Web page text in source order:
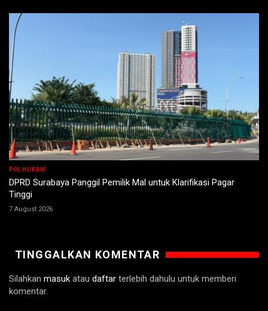
POLHUKAM
DPRD Surabaya Panggil Pemilik Mal untuk Klarifikasi Pagar
Tinggi
7 August 2026
TINGGALKAN KOMENTAR
Silahkan masuk atau daftar terlebih dahulu untuk memberi
komentar.